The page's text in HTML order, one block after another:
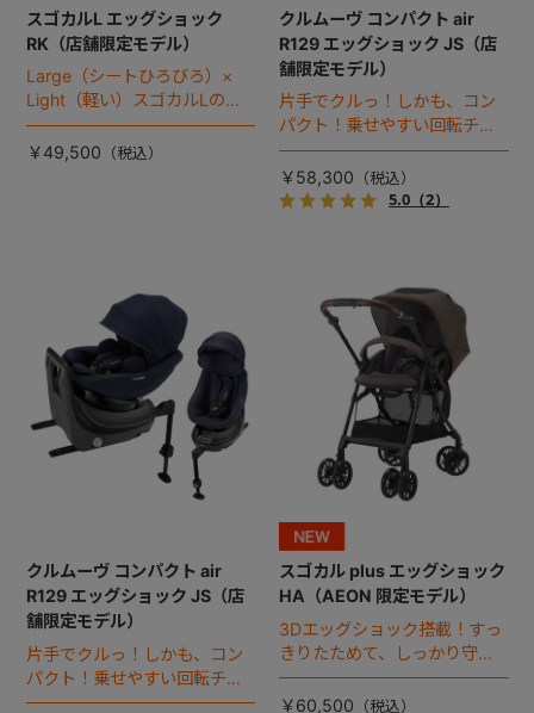
スゴカルL エッグショック
RK（店舗限定モデル）
Large（シートひろびろ）×
Light（軽い）スゴカルLのス
タンダードモデル。
￥49,500
クルムーヴ コンパクト air
R129 エッグショック JS（店
舗限定モデル）
片手でクルっ！しかも、コン
パクト！乗せやすい回転チャ
イルドシート。
￥58,300
5.0（2）
クルムーヴ コンパクト air
R129 エッグショック JS（店
舗限定モデル）
片手でクルっ！しかも、コン
パクト！乗せやすい回転チャ
イルドシート。
スゴカル plus エッグショック
HA（AEON 限定モデル）
3Dエッグショック搭載！すっ
きりたためて、しっかり守れ
る、スゴカルのコンパクトモ
デル。
￥60,500